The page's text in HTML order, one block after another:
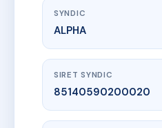
SYNDIC
ALPHA
SIRET SYNDIC
85140590200020